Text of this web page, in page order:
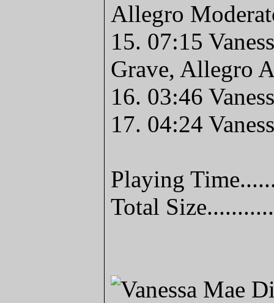
Allegro
15. 07:15
Grave, Allegro
16. 03:46
17. 04:24
Playing
Total